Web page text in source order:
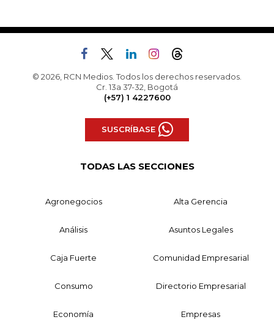
© 2026, RCN Medios. Todos los derechos reservados.
Cr. 13a 37-32, Bogotá
(+57) 1 4227600
SUSCRÍBASE
TODAS LAS SECCIONES
Agronegocios Alta Gerencia
Análisis Asuntos Legales
Caja Fuerte Comunidad Empresarial
Consumo Directorio Empresarial
Economía Empresas